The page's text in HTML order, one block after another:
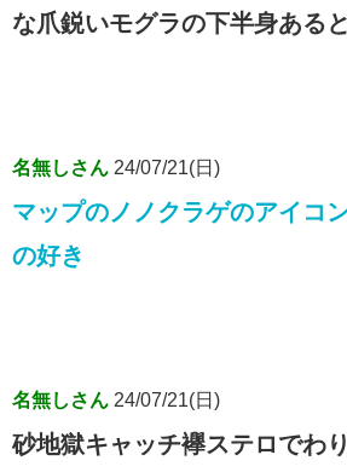
な爪鋭いモグラの下半身ある
名無しさん 24/07/21(日)
マップのノノクラゲのアイコ
の好き
名無しさん 24/07/21(日)
砂地獄キャッチ襷ステロでわ